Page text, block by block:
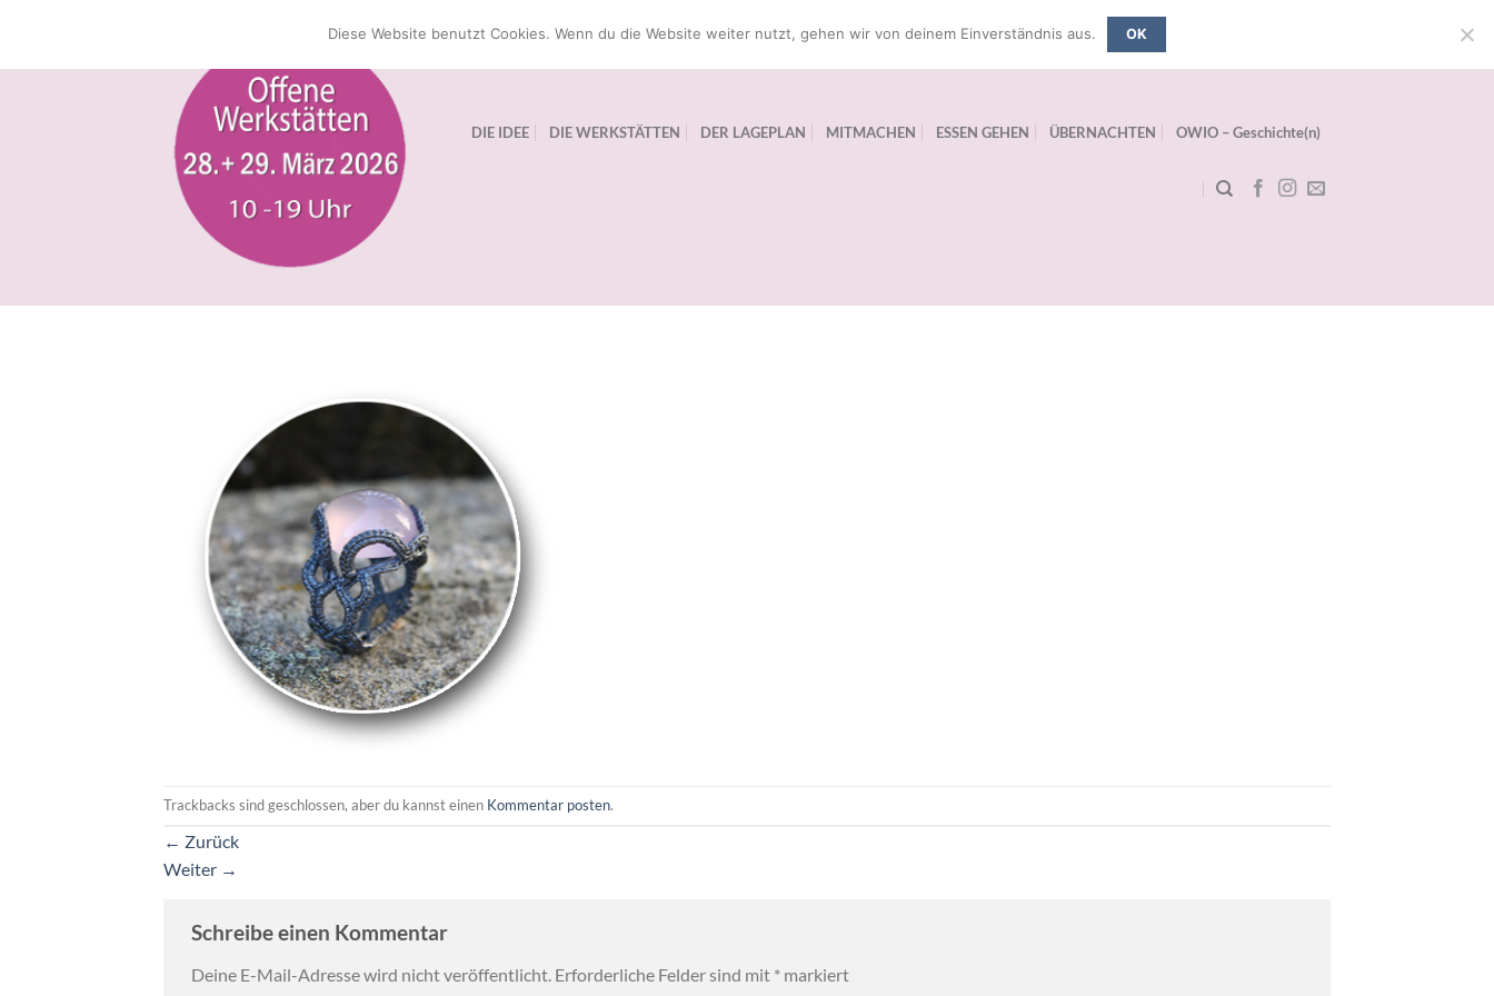
springen
DIE IDEE DIE WERKSTÄTTEN DER LAGEPLAN MITMACHEN ESSEN GEHEN ÜBERNACHTEN OWIO – Geschichte(n)
Trackbacks sind geschlossen, aber du kannst einen Kommentar posten.
← Zurück
Weiter →
Schreibe einen Kommentar
Deine E-Mail-Adresse wird nicht veröffentlicht. Erforderliche Felder sind mit * markiert
Diese Website benutzt Cookies. Wenn du die Website weiter nutzt, gehen wir von deinem Einverständnis aus. OK